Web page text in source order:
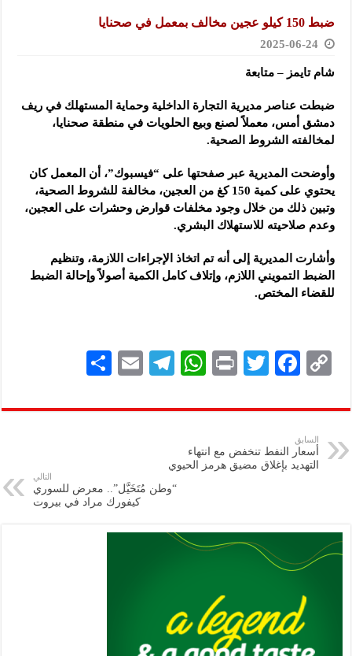
ضبط 150 كيلو عجين مخالف بمعمل في صحنايا
2025-06-24
شام تايمز – متابعة
ضبطت عناصر مديرية التجارة الداخلية وحماية المستهلك في ريف
دمشق أمس، معملاً لصنع وبيع الحلويات في منطقة صحنايا،
لمخالفته الشروط الصحية.
وأوضحت المديرية عبر صفحتها على “فيسبوك”، أن المعمل كان
يحتوي على كمية 150 كغ من العجين، مخالفة للشروط الصحية،
وتبين ذلك من خلال وجود مخلفات قوارض وحشرات على العجين،
وعدم صلاحيته للاستهلاك البشري.
وأشارت المديرية إلى أنه تم اتخاذ الإجراءات اللازمة، وتنظيم
الضبط التمويني اللازم، وإتلاف كامل الكمية أصولاً وإحالة الضبط
للقضاء المختص.
C
p
y
Li
F
eb
k
T
tt
P
nt
W
at
A
p
Te
gr
E
ai
ar
السابق
أسعار النفط تنخفض مع انتهاء
التهديد بإغلاق مضيق هرمز الحيوي
التالي
“وطن مُتَخَيَّل”.. معرض للسوري
كيفورك مراد في بيروت